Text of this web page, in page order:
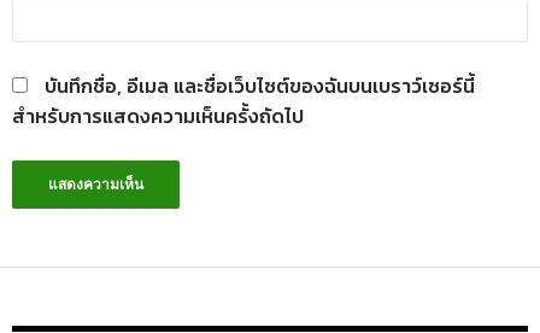
บันทึกชื่อ, อีเมล และชื่อเว็บไซต์ของฉันบนเบราว์เซอร์นี้
สำหรับการแสดงความเห็นครั้งถัดไป